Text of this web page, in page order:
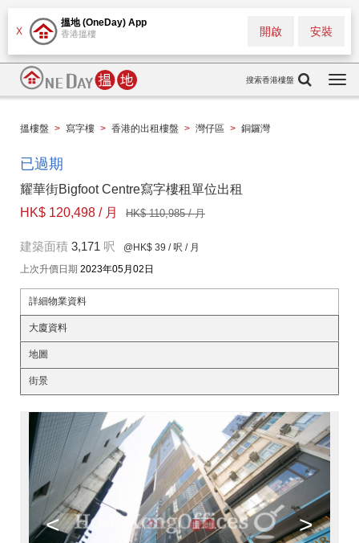
X
搵地 (OneDay) App
香港搵樓 安裝
開啟
搜索香港樓盤
搵樓盤 > 寫字樓 > 香港的出租樓盤 > 灣仔區 > 銅鑼灣
已過期
耀華街Bigfoot Centre寫字樓租單位出租
HK$ 120,498 / 月
HK$ 110,985 / 月
建築面積 3,171 呎 @HK$ 39 / 呎 / 月
上次升價日期 2023年05月02日
詳細物業資料
大廈資料
地圖
街景
< >